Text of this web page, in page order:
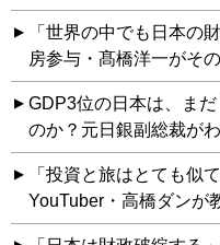
「世界の中でも日本の
房参与・髙橋洋一がそ
GDP3位の日本は、ま
のか？元日銀副総裁が
「投資と旅はとても似
YouTuber・高橋ダンが